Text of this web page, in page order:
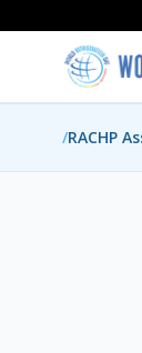
/RACHP